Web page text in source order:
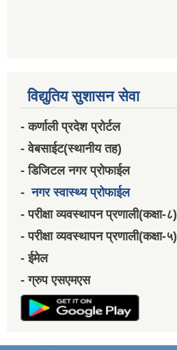
विद्युतिय सुशासन सेवा
- कर्णाली प्रदेश प्रोर्टल
- वेबसाईट(स्थानीय तह)
- डिजिटल नगर प्रोफाईल
-नगर स्वास्थ्य प्रोफाईल
- परीक्षा व्यवस्थापन प्रणाली(कक्षा-८)
- परीक्षा व्यवस्थापन प्रणाली(कक्षा-५)
- ईमेल
- ग्रुप एसएमएस